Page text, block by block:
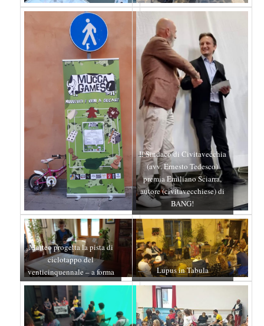
Il Sindaco di Civitavecchia
(avv. Ernesto Tedesco)
premia Emiliano Sciarra,
autore (civitavecchiese) di
BANG!
Matteo progetta la pista di
ciclotappo del
venticinquennale – a forma
di 25!
Lupus in Tabula